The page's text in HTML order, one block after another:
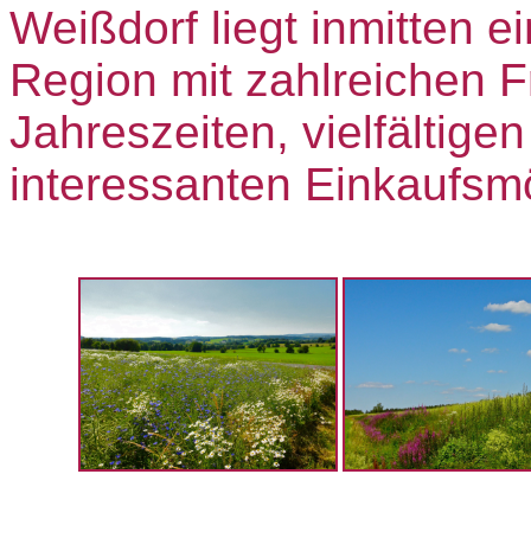
Weißdorf liegt inmitten
Region mit zahlreichen
Jahreszeiten,
interessanten